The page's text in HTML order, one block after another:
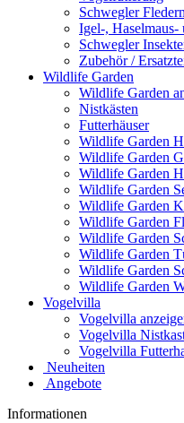
Schwegler
Igel-, Haselmaus-
Schwegler
Zubehör /
Wildlife Garden
Wildlife Garden
Nistkästen
Futterhäuser
Wildlife Garden
Wildlife Garden
Wildlife Garden
Wildlife Garden
Wildlife Garden
Wildlife Garden
Wildlife Garden
Wildlife Garden
Wildlife Garden
Wildlife Garden
Vogelvilla
Vogelvilla
Vogelvilla
Vogelvilla
Neuheiten
Angebote
Informationen